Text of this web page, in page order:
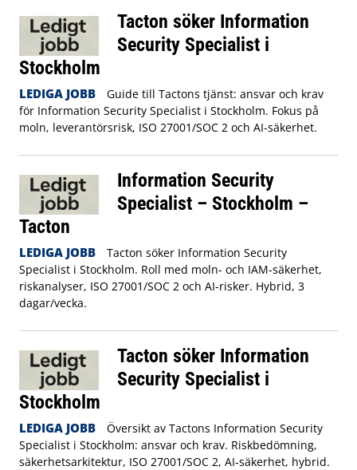
Tacton söker Information
Security Specialist i
Stockholm
LEDIGA JOBB
Guide till Tactons tjänst: ansvar och krav
för Information Security Specialist i Stockholm. Fokus på
moln, leverantörsrisk, ISO 27001/SOC 2 och AI-säkerhet.
Information Security
Specialist – Stockholm –
Tacton
LEDIGA JOBB
Tacton söker Information Security
Specialist i Stockholm. Roll med moln- och IAM-säkerhet,
riskanalyser, ISO 27001/SOC 2 och AI-risker. Hybrid, 3
dagar/vecka.
Tacton söker Information
Security Specialist i
Stockholm
LEDIGA JOBB
Översikt av Tactons Information Security
Specialist i Stockholm: ansvar och krav. Riskbedömning,
säkerhetsarkitektur, ISO 27001/SOC 2, AI‑säkerhet, hybrid.